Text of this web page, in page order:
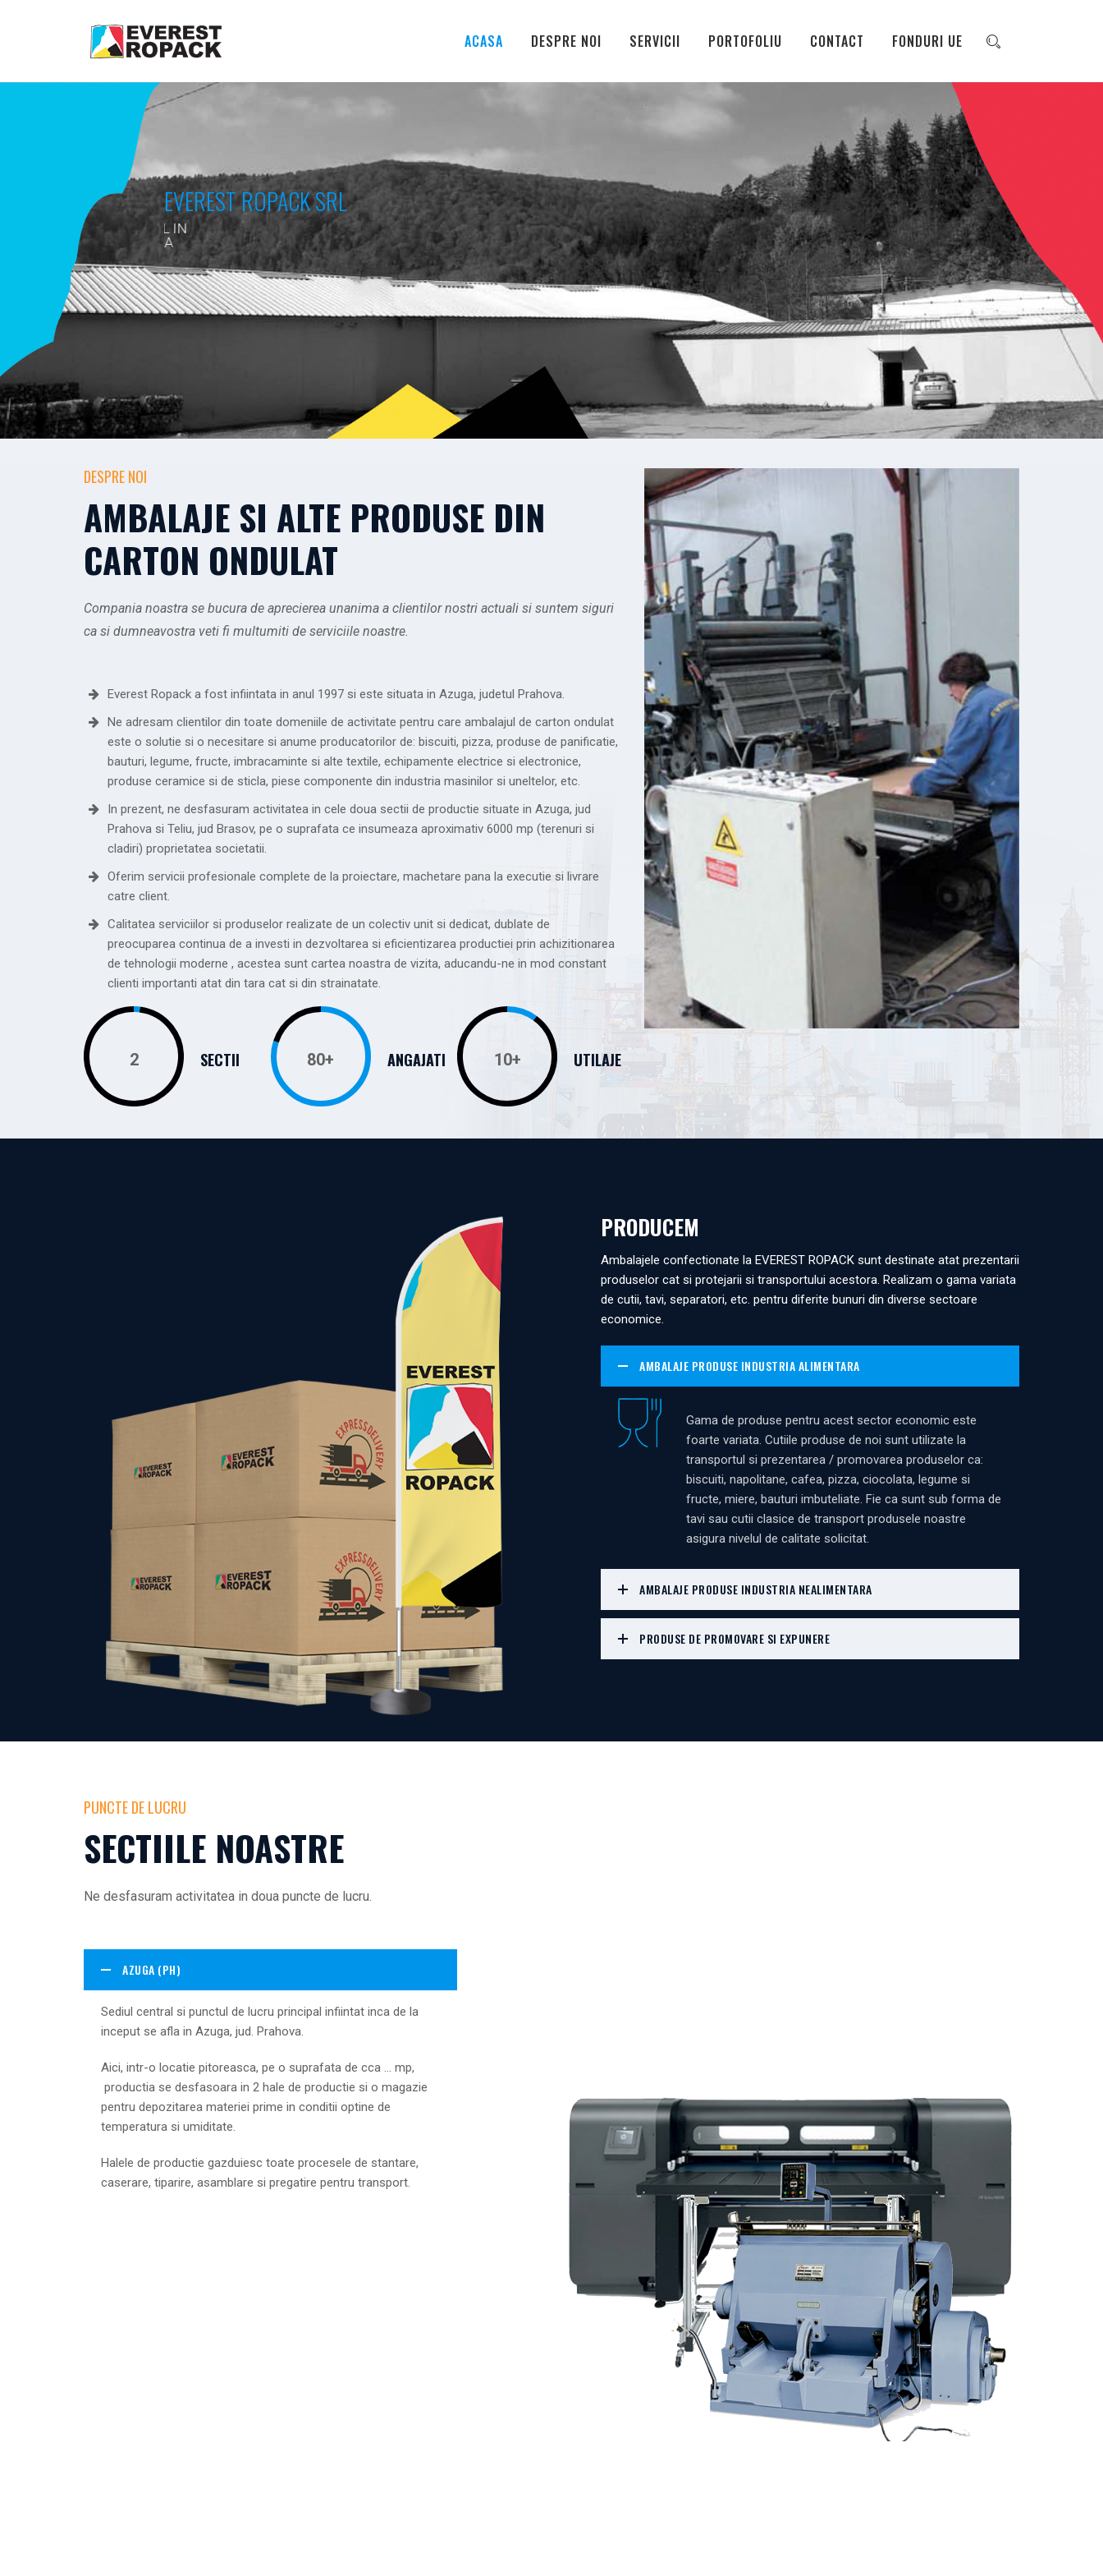
ACASA DESPRE NOI SERVICII PORTOFOLIU CONTACT FONDURI UE
EVEREST ROPACK SRL
VOM FI CU SIGURANTA UN SPRIJIN REAL IN
CRESTEREA AFACERII DUMNEAVOASTRA
DESPRE NOI
AMBALAJE SI ALTE PRODUSE DIN
CARTON ONDULAT
Compania noastra se bucura de aprecierea unanima a clientilor nostri actuali si suntem siguri
ca si dumneavostra veti fi multumiti de serviciile noastre.
Everest Ropack a fost infiintata in anul 1997 si este situata in Azuga, judetul Prahova.
Ne adresam clientilor din toate domeniile de activitate pentru care ambalajul de carton ondulat
este o solutie si o necesitare si anume producatorilor de: biscuiti, pizza, produse de panificatie,
bauturi, legume, fructe, imbracaminte si alte textile, echipamente electrice si electronice,
produse ceramice si de sticla, piese componente din industria masinilor si uneltelor, etc.
In prezent, ne desfasuram activitatea in cele doua sectii de productie situate in Azuga, jud
Prahova si Teliu, jud Brasov, pe o suprafata ce insumeaza aproximativ 6000 mp (terenuri si
cladiri) proprietatea societatii.
Oferim servicii profesionale complete de la proiectare, machetare pana la executie si livrare
catre client.
Calitatea serviciilor si produselor realizate de un colectiv unit si dedicat, dublate de
preocuparea continua de a investi in dezvoltarea si eficientizarea productiei prin achizitionarea
de tehnologii moderne , acestea sunt cartea noastra de vizita, aducandu-ne in mod constant
clienti importanti atat din tara cat si din strainatate.
2 SECTII 80+ ANGAJATI 10+ UTILAJE
PRODUCEM
Ambalajele confectionate la EVEREST ROPACK sunt destinate atat prezentarii
produselor cat si protejarii si transportului acestora. Realizam o gama variata
de cutii, tavi, separatori, etc. pentru diferite bunuri din diverse sectoare
economice.
AMBALAJE PRODUSE INDUSTRIA ALIMENTARA
Gama de produse pentru acest sector economic este
foarte variata. Cutiile produse de noi sunt utilizate la
transportul si prezentarea / promovarea produselor ca:
biscuiti, napolitane, cafea, pizza, ciocolata, legume si
fructe, miere, bauturi imbuteliate. Fie ca sunt sub forma de
tavi sau cutii clasice de transport produsele noastre
asigura nivelul de calitate solicitat.
AMBALAJE PRODUSE INDUSTRIA NEALIMENTARA
PRODUSE DE PROMOVARE SI EXPUNERE
PUNCTE DE LUCRU
SECTIILE NOASTRE
Ne desfasuram activitatea in doua puncte de lucru.
AZUGA (PH)
Sediul central si punctul de lucru principal infiintat inca de la
inceput se afla in Azuga, jud. Prahova.
Aici, intr-o locatie pitoreasca, pe o suprafata de cca … mp,
productia se desfasoara in 2 hale de productie si o magazie
pentru depozitarea materiei prime in conditii optine de
temperatura si umiditate.
Halele de productie gazduiesc toate procesele de stantare,
caserare, tiparire, asamblare si pregatire pentru transport.